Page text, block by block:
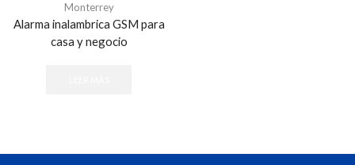
Monterrey
Alarma inalambrica GSM para
casa y negocio